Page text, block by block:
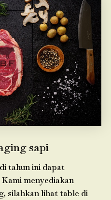
sapi
tahun ini dapat
menyediakan
silahkan lihat table di